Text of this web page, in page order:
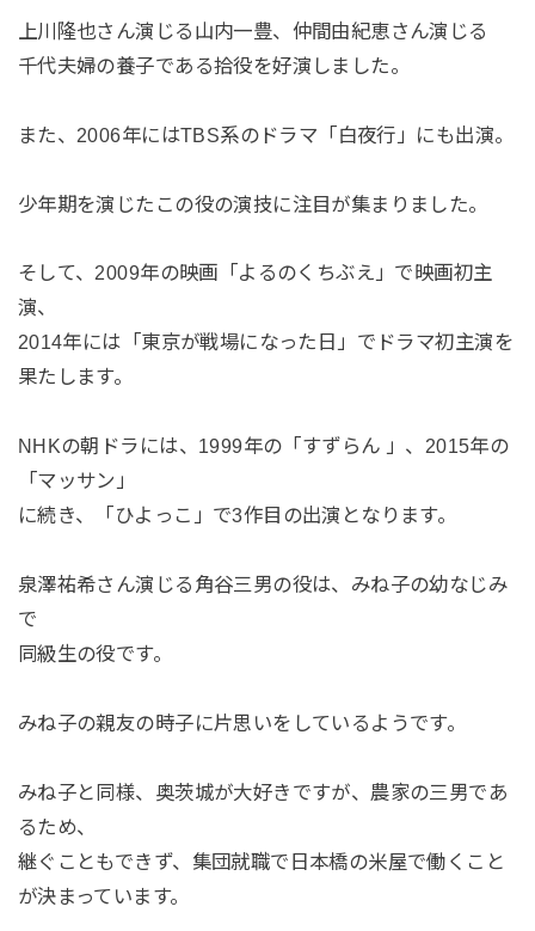
上川隆也さん演じる山内一豊、仲間由紀恵さん演じる
千代夫婦の養子である拾役を好演しました。
また、2006年にはTBS系のドラマ「白夜行」にも出演。
少年期を演じたこの役の演技に注目が集まりました。
そして、2009年の映画「よるのくちぶえ」で映画初主
演、
2014年には「東京が戦場になった日」でドラマ初主演を
果たします。
NHKの朝ドラには、1999年の「すずらん 」、2015年の
「マッサン」
に続き、「ひよっこ」で3作目の出演となります。
泉澤祐希さん演じる角谷三男の役は、みね子の幼なじみ
で
同級生の役です。
みね子の親友の時子に片思いをしているようです。
みね子と同様、奥茨城が大好きですが、農家の三男であ
るため、
継ぐこともできず、集団就職で日本橋の米屋で働くこと
が決まっています。